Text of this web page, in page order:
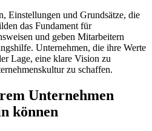
Einstellungen und Grundsätze, die
das Fundament für
und geben Mitarbeitern
Unternehmen, die ihre Werte
Lage, eine klare Vision zu
zu schaffen.
Unternehmen
können